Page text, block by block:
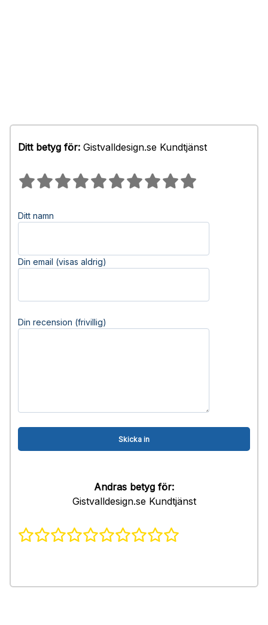
Ditt betyg för: Gistvalldesign.se Kundtjänst
Ditt namn
Din email (visas aldrig)
Din recension (frivillig)
Andras betyg för:
Gistvalldesign.se Kundtjänst